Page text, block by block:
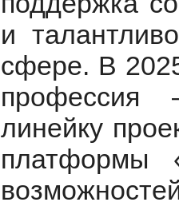
и
сфере. В
линейку
платформы